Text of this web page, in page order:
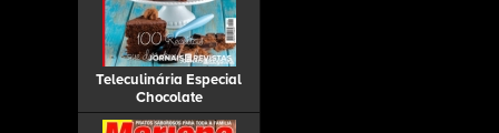
Teleculinária Especial
Chocolate